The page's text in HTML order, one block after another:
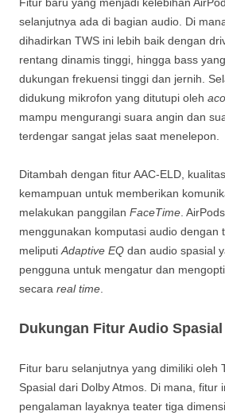
selanjutnya ada di bagian audio. Di
dihadirkan TWS ini lebih baik dengan
rentang dinamis tinggi, hingga bass
dukungan frekuensi tinggi dan jernih.
didukung mikrofon yang ditutupi oleh
mampu mengurangi suara angin dan
terdengar sangat jelas saat menelepon.
Ditambah dengan fitur AAC-ELD,
kemampuan untuk memberikan
melakukan panggilan FaceTime .
menggunakan komputasi audio dengan
meliputi Adaptive EQ dan audio spasial
pengguna untuk mengatur dan
secara real time
Dukungan Fitur Audio Spasial
Fitur baru selanjutnya yang dimiliki oleh
Spasial dari Dolby Atmos. Di mana, fitur
pengalaman layaknya teater tiga